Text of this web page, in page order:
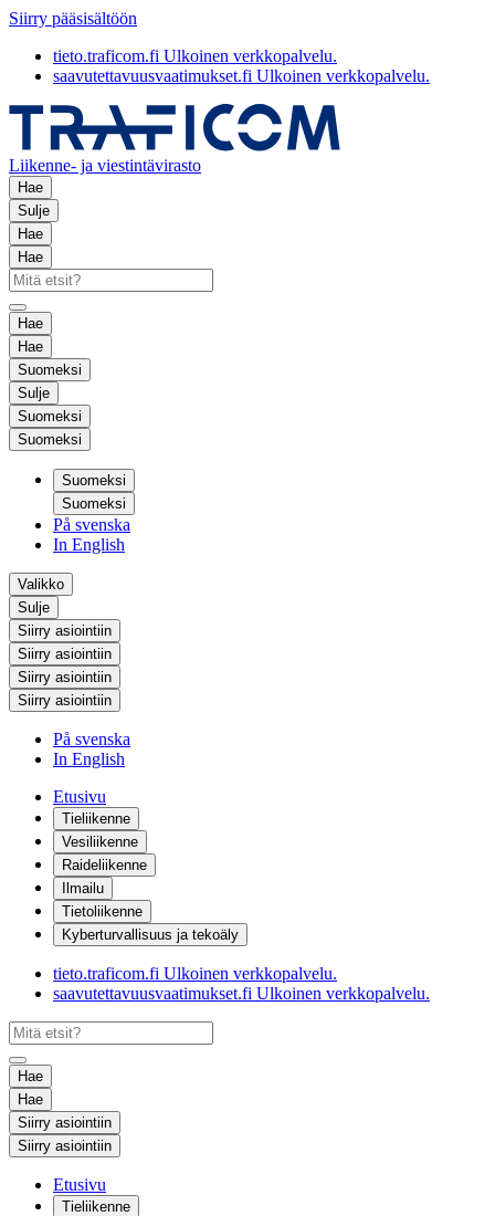
Siirry pääsisältöön
tieto.traficom.fi Ulkoinen verkkopalvelu.
saavutettavuusvaatimukset.fi Ulkoinen verkkopalvelu.
Liikenne- ja viestintävirasto
Hae
Sulje
Hae
Hae
Hae
Hae
Suomeksi
Sulje
Suomeksi
Suomeksi
Suomeksi
Suomeksi
På svenska
In English
Valikko
Sulje
Siirry asiointiin
Siirry asiointiin
Siirry asiointiin
Siirry asiointiin
På svenska
In English
Etusivu
Tieliikenne
Vesiliikenne
Raideliikenne
Ilmailu
Tietoliikenne
Kyberturvallisuus ja tekoäly
tieto.traficom.fi Ulkoinen verkkopalvelu.
saavutettavuusvaatimukset.fi Ulkoinen verkkopalvelu.
Hae
Hae
Siirry asiointiin
Siirry asiointiin
Etusivu
Tieliikenne